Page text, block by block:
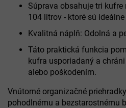
Súprava obsahuje tri
104 litrov - ktoré sú
Kvalitná náplň: Odolná a
Táto praktická funkcia
kufra usporiadaný a
alebo poškodením.
Vnútorné organizačné
pohodlnému a bezstarostnému